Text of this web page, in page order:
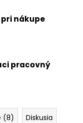
nákupe
pracovný
(8) Diskusia